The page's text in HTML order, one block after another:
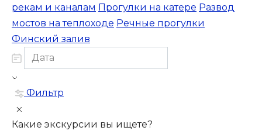
рекам и каналам Прогулки на катере Развод
мостов на теплоходе Речные прогулки
Финский залив
Фильтр
Какие экскурсии вы ищете?